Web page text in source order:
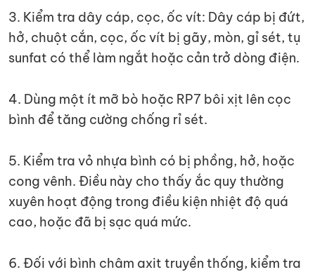
3. Kiểm tra dây cáp, cọc, ốc vít: Dây cáp bị đứt,
hở, chuột cắn, cọc, ốc vít bị gãy, mòn, gỉ sét, tụ
sunfat có thể làm ngắt hoặc cản trở dòng điện.
4. Dùng một ít mỡ bò hoặc RP7 bôi xịt lên cọc
bình để tăng cường chống rỉ sét.
5. Kiểm tra vỏ nhựa bình có bị phồng, hở, hoặc
cong vênh. Điều này cho thấy ắc quy thường
xuyên hoạt động trong điều kiện nhiệt độ quá
cao, hoặc đã bị sạc quá mức.
6. Đối với bình châm axit truyền thống, kiểm tra